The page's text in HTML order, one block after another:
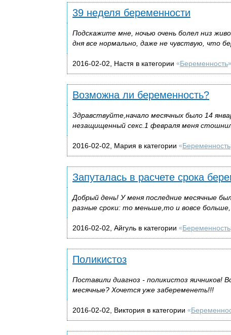
39 неделя беременности
Подскажите мне, ночью очень болел низ
дня все нормально, даже не чувствую, что
2016-02-02, Настя в категории «Беременность»,
Возможна ли беременность?
Здравствуйте,начало месячных было 14
незащищенный секс.1 февраля меня
2016-02-02, Мария в категории «Беременность
Запуталась в расчете срока
Добрый день! У меня последние месячные
разные сроки: то меньше,то и вовсе больше,
2016-02-02, Айгуль в категории «Беременность
Поликистоз
Поставили диагноз - поликистоз яичников!
месячные? Хочется уже забеременеть!!!
2016-02-02, Виктория в категории «